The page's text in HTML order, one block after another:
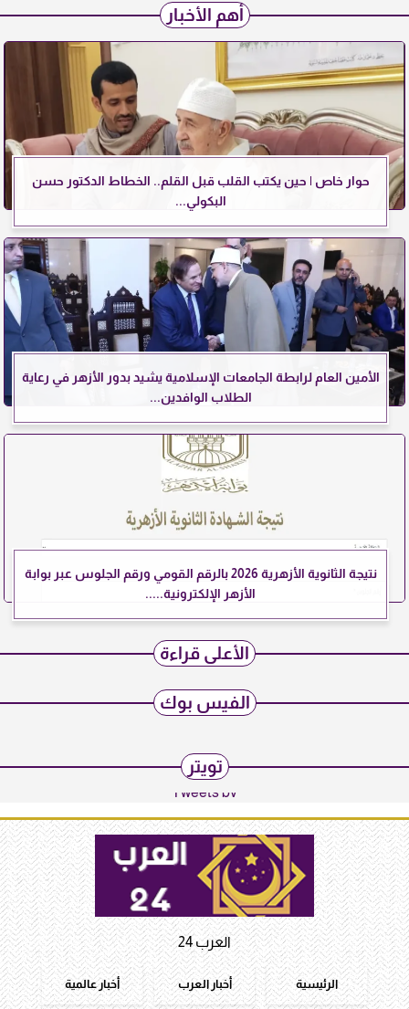
أهم الأخبار
حوار خاص | حين يكتب القلب قبل القلم.. الخطاط الدكتور حسن
البكولي...
الأمين العام لرابطة الجامعات الإسلامية يشيد بدور الأزهر في رعاية
الطلاب الوافدين...
نتيجة الثانوية الأزهرية 2026 بالرقم القومي ورقم الجلوس عبر بوابة
الأزهر الإلكترونية.....
الأعلى قراءة
الفيس بوك
تويتر
Tweets by
العرب 24
الرئيسية أخبار العرب أخبار عالمية